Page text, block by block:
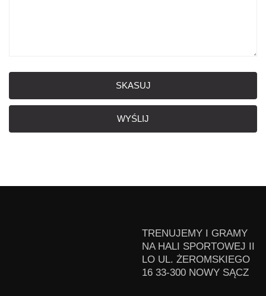
SKASUJ
WYŚLIJ
TRENUJEMY I GRAMY
NA HALI SPORTOWEJ II
LO UL. ŻEROMSKIEGO
16 33-300 NOWY SĄCZ